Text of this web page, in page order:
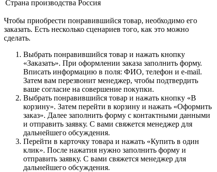
Страна производства Россия
Чтобы приобрести понравившийся товар, необходимо его
заказать. Есть несколько сценариев того, как это можно
сделать.
Выбрать понравившийся товар и нажать кнопку
«Заказать». При оформлении заказа заполнить форму.
Вписать информацию в поля: ФИО, телефон и e-mail.
Затем вам перезвонит менеджер, чтобы подтвердить
ваше согласие на совершение покупки.
Выбрать понравившийся товар и нажать кнопку «В
корзину». Затем перейти в корзину и нажать «Оформить
заказ». Далее заполнить форму с контактными данными
и отправить заявку. С вами свяжется менеджер для
дальнейшего обсуждения.
Перейти в карточку товара и нажать «Купить в один
клик». После нажатия нужно заполнить форму и
отправить заявку. С вами свяжется менеджер для
дальнейшего обсуждения.